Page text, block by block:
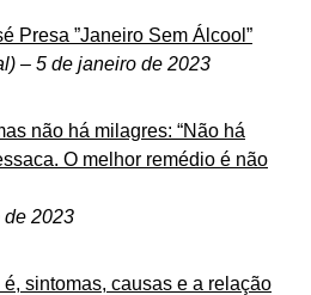
Presa ”Janeiro Sem Álcool”
– 5 de janeiro de 2023
não há milagres: “Não há
O melhor remédio é não
de 2023
sintomas, causas e a relação